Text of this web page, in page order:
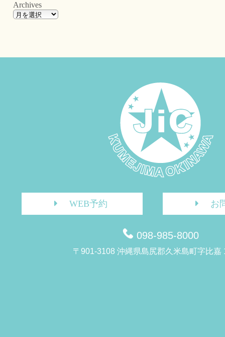
Archives
WEB予約 お
098-985-8000
〒901-3108 沖縄県島尻郡久米島町字比嘉